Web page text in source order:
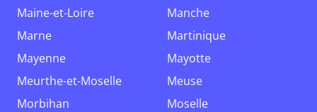
Maine-et-Loire
Manche
Marne
Martinique
Mayenne
Mayotte
Meurthe-et-Moselle
Meuse
Morbihan
Moselle